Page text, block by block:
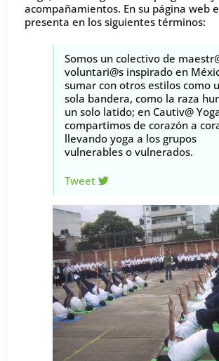
acompañamientos. En su página web
presenta en los siguientes términos:
Somos un colectivo de
voluntari@s inspirado en
sumar con otros estilos como
sola bandera, como la raza
un solo latido; en Cautiv@
compartimos de corazón a
llevando yoga a los grupos
vulnerables o vulnerados.
Tweet